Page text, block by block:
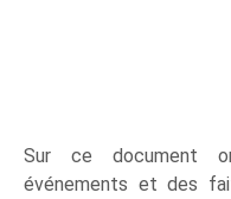
Sur ce document
événements et des